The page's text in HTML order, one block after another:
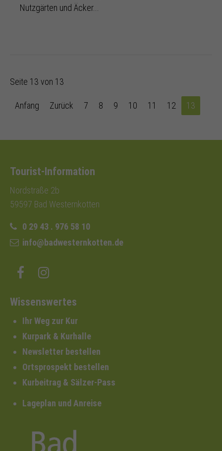
Nutzgärten und Äcker...
Seite 13 von 13
Anfang Zurück 7 8 9 10 11 12 13
Tourist-Information
Nordstraße 2b
59597 Bad Westernkotten
0 29 43 . 976 58 10
info@badwesternkotten.de
Wissenswertes
Ihr Weg zur Kur
Kurpark & Kurhalle
Newsletter bestellen
Ortsprospekt bestellen
Kurbeitrag & Sälzer-Pass
Lageplan und Anreise